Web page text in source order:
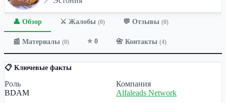
👤 Обзор ⚔️ Жалобы (0) 💬 Отзывы (0)
📰 Материалы (0) ⭐ 0 📇 Контакты (4)
📋 Ключевые факты
Роль
BDAM
Компания
Alfaleads Network